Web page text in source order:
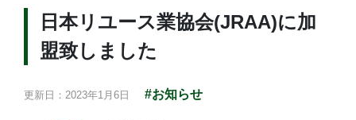
日本リユース業協会(JRAA)に加
盟致しました
更新日：2023年1月6日 #お知らせ